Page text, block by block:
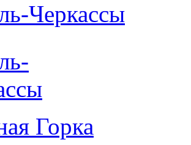
Черкассы
Горка